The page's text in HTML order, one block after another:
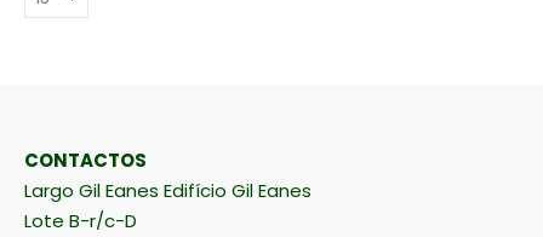
CONTACTOS
Largo Gil Eanes Edifício Gil Eanes
Lote B-r/c-D